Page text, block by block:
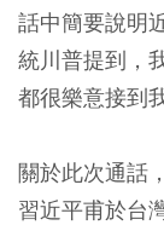
話中簡要說明
統川普提到，
都很樂意接到
關於此次通話
習近平甫於台